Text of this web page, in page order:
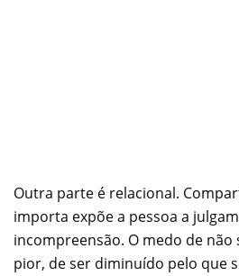
Outra parte é relacional.
importa expõe a pessoa a
incompreensão. O medo de
pior, de ser diminuído pelo que